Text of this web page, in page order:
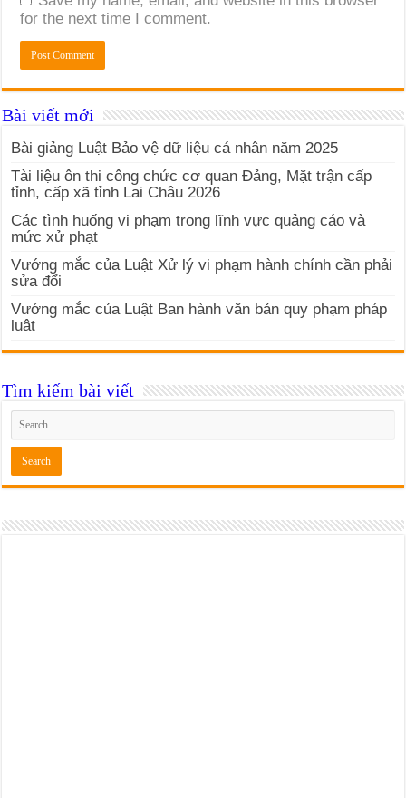
for the next time I comment.
Bài viết mới
Bài giảng Luật Bảo vệ dữ liệu cá nhân năm 2025
Tài liệu ôn thi công chức cơ quan Đảng, Mặt trận cấp
tỉnh, cấp xã tỉnh Lai Châu 2026
Các tình huống vi phạm trong lĩnh vực quảng cáo và
mức xử phạt
Vướng mắc của Luật Xử lý vi phạm hành chính cần phải
sửa đổi
Vướng mắc của Luật Ban hành văn bản quy phạm pháp
luật
Tìm kiếm bài viết